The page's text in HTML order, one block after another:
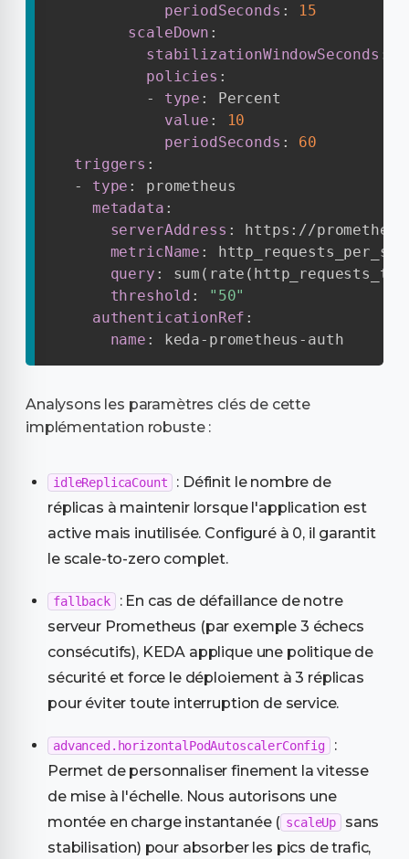
periodSeconds :
15
scaleDown :
stabilizationWindowSeconds :
policies :
-
type :
Percent
value :
10
periodSeconds :
60
triggers :
-
type :
prometheus
metadata :
serverAddress : https : //
metricName :
query :
threshold :
"50"
authenticationRef :
name : keda- prometheus - auth
Analysons les paramètres clés de cette
implémentation robuste :
idleReplicaCount
: Définit le nombre de
réplicas à maintenir lorsque l'application est
active mais inutilisée. Configuré à 0, il garantit
le scale-to-zero complet.
fallback
: En cas de défaillance de notre
serveur Prometheus (par exemple 3 échecs
consécutifs), KEDA applique une politique de
sécurité et force le déploiement à 3 réplicas
pour éviter toute interruption de service.
advanced.horizontalPodAutoscalerConfig
:
Permet de personnaliser finement la vitesse
de mise à l'échelle. Nous autorisons une
montée en charge instantanée ( scaleUp
sans
stabilisation) pour absorber les pics de trafic,